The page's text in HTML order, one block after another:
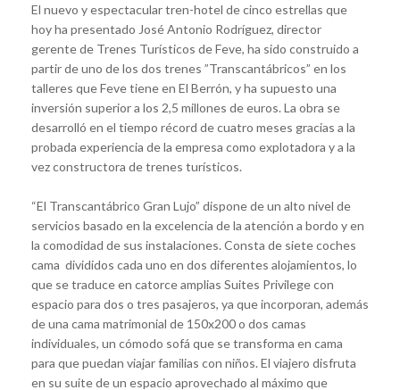
El nuevo y espectacular tren-hotel de cinco estrellas que
hoy ha presentado José Antonio Rodríguez, director
gerente de Trenes Turísticos de Feve, ha sido construido a
partir de uno de los dos trenes ”Transcantábricos” en los
talleres que Feve tiene en El Berrón, y ha supuesto una
inversión superior a los 2,5 millones de euros. La obra se
desarrolló en el tiempo récord de cuatro meses gracias a la
probada experiencia de la empresa como explotadora y a la
vez constructora de trenes turísticos.
“El Transcantábrico Gran Lujo” dispone de un alto nivel de
servicios basado en la excelencia de la atención a bordo y en
la comodidad de sus instalaciones. Consta de siete coches
cama divididos cada uno en dos diferentes alojamientos, lo
que se traduce en catorce amplias Suites Privilege con
espacio para dos o tres pasajeros, ya que incorporan, además
de una cama matrimonial de 150x200 o dos camas
individuales, un cómodo sofá que se transforma en cama
para que puedan viajar familias con niños. El viajero disfruta
en su suite de un espacio aprovechado al máximo que